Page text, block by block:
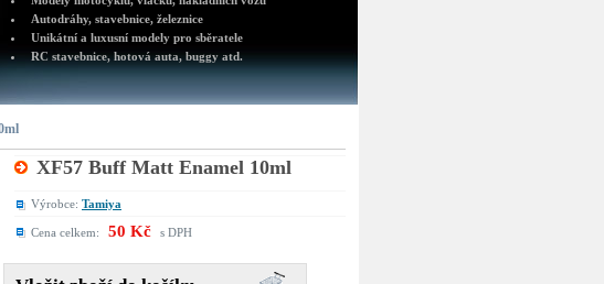
Autodráhy, stavebnice, železnice
Unikátní a luxusní modely pro sběratele
RC stavebnice, hotová auta, buggy atd.
XF57 Buff Matt Enamel 10ml
Výrobce: Tamiya
Cena celkem: 50 Kč s DPH